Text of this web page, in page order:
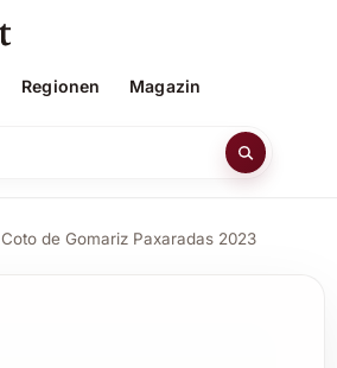
Regionen Magazin
Coto de Gomariz Paxaradas 2023